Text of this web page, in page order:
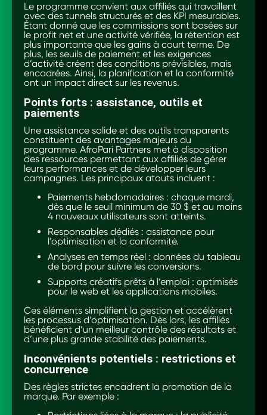
Le programme convient aux affiliés qui travaillent
avec des tunnels structurés et des KPI mesurables.
Étant donné que les commissions sont basées sur
le profit net et une activité vérifiée, la rétention est
plus importante que les gains à court terme. De
plus, les seuils de paiement et les exigences
d’activité créent des conditions prévisibles, mais
encadrées. Ainsi, la planification et la conformité
ont un impact direct sur les revenus.
Points forts : assistance, outils et
paiements
Une assistance solide et des outils transparents
constituent des avantages majeurs du
programme. AfroPari Partners met à disposition
des ressources permettant aux affiliés de gérer
leurs performances et de développer leurs
campagnes. Les principaux atouts incluent :
Paiements hebdomadaires : chaque mardi,
dès que le seuil minimum de 30 $ et au moins
4 nouveaux utilisateurs sont atteints.
Responsables dédiés : assistance pour
l’optimisation et la conformité.
Analyses en temps réel : données du tableau
de bord pour suivre les conversions.
Supports créatifs prêts à l’emploi : optimisés
pour le web et les applications mobiles.
Ces éléments simplifient la gestion et accélèrent
les processus d’optimisation. Dès lors, les affiliés
bénéficient d’un meilleur contrôle des résultats et
d’une plus grande stabilité des paiements.
Inconvénients potentiels : restrictions et
concurrence
Des règles strictes encadrent la promotion de la
marque. Par exemple :